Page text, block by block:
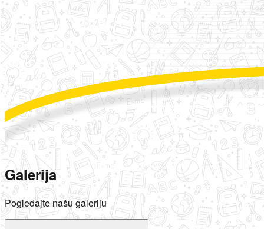
Galerija
Pogledajte našu galeriju